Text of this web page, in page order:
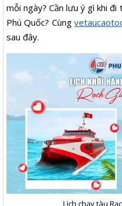
mỗi ngày? Cần lưu ý gì khi đi
Phú Quốc? Cùng
sau đây.
Lịch chạy tàu